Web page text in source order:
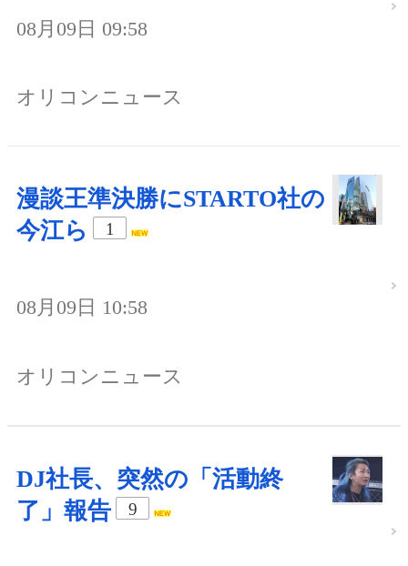
08月09日 09:58
オリコンニュース
漫談王準決勝にSTARTO社の
今江ら
1
08月09日 10:58
オリコンニュース
DJ社長、突然の「活動終
了」報告
9